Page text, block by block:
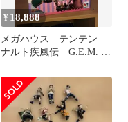
¥ 18,888
メガハウス テンテン
ナルト疾風伝 G.E.M. ナ